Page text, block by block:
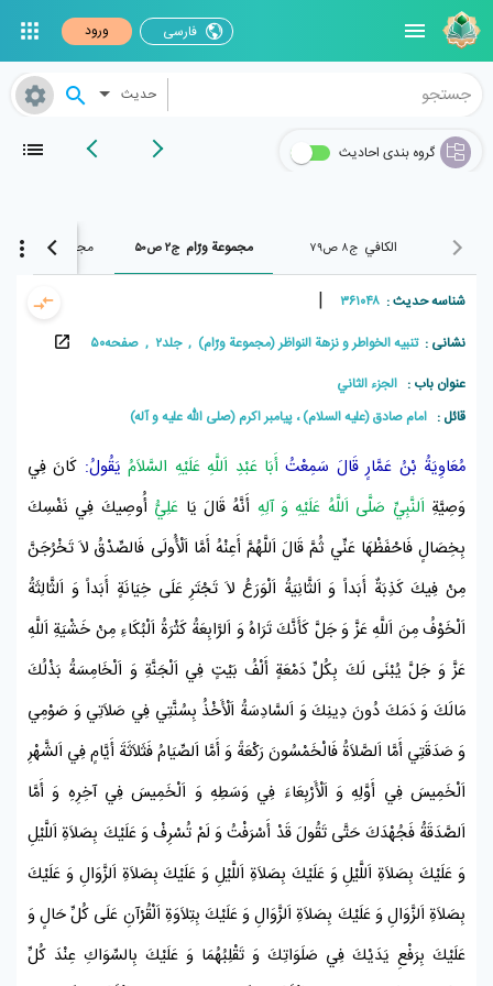
فارسی ورود
حدیث
گروه بندی احادیث
الکافي ج۸ ص۷۹ مجموعة ورّام ج۲ ص۵۰ مجموعة ورّامج۲ ص۹۱
شناسه حدیث : ۳۶۱۰۴۸ |
نشانی :تنبيه الخواطر و نزهة النواظر (مجموعة ورّام) , جلد۲ , صفحه۵۰
عنوان باب : الجزء الثاني
قائل : امام صادق (علیه السلام) ، پيامبر اکرم (صلی الله علیه و آله)
مُعَاوِيَةُ بْنُ عَمَّارٍقَالَ سَمِعْتُأَبَا عَبْدِ اَللَّهِ عَلَيْهِ السَّلاَمُيَقُولُ: كَانَ فِي
وَصِيَّةِ اَلنَّبِيِّ صَلَّى اَللَّهُ عَلَيْهِ وَ آلِهِ أَنَّهُ قَالَ يَا عَلِيُّ أُوصِيكَ فِي نَفْسِكَ
بِخِصَالٍ فَاحْفَظْهَا عَنِّي ثُمَّ قَالَ اَللَّهُمَّ أَعِنْهُ أَمَّا اَلْأُولَى فَالصِّدْقُ لاَ تَخْرُجَنَّ
مِنْ فِيكَ كَذِبَةٌ أَبَداً وَ اَلثَّانِيَةُ اَلْوَرَعُ لاَ تَجْتَرِ عَلَى خِيَانَةٍ أَبَداً وَ اَلثَّالِثَةُ
اَلْخَوْفُ مِنَ اَللَّهِ عَزَّ وَ جَلَّ كَأَنَّكَ تَرَاهُ وَ اَلرَّابِعَةُ كَثْرَةُ اَلْبُكَاءِ مِنْ خَشْيَةِ اَللَّهِ
عَزَّ وَ جَلَّ يُبْنَى لَكَ بِكُلِّ دَمْعَةٍ أَلْفُ بَيْتٍ فِي اَلْجَنَّةِ وَ اَلْخَامِسَةُ بَذْلُكَ
مَالَكَ وَ دَمَكَ دُونَ دِينِكَ وَ اَلسَّادِسَةُ اَلْأَخْذُ بِسُنَّتِي فِي صَلاَتِي وَ صَوْمِي
وَ صَدَقَتِي أَمَّا اَلصَّلاَةُ فَالْخَمْسُونَ رَكْعَةً وَ أَمَّا اَلصِّيَامُ فَثَلاَثَةَ أَيَّامٍ فِي اَلشَّهْرِ
اَلْخَمِيسَفِي أَوَّلِهِ وَ اَلْأَرْبِعَاءَ فِي وَسَطِهِ وَ اَلْخَمِيسَفِي آخِرِهِ وَ أَمَّا
اَلصَّدَقَةُ فَجُهْدَكَ حَتَّى تَقُولَ قَدْ أَسْرَفْتُ وَ لَمْ تُسْرِفْ وَ عَلَيْكَ بِصَلاَةِ اَللَّيْلِ
وَ عَلَيْكَ بِصَلاَةِ اَللَّيْلِ وَ عَلَيْكَ بِصَلاَةِ اَللَّيْلِ وَ عَلَيْكَ بِصَلاَةِ اَلزَّوَالِ وَ عَلَيْكَ
بِصَلاَةِ اَلزَّوَالِ وَ عَلَيْكَ بِصَلاَةِ اَلزَّوَالِ وَ عَلَيْكَ بِتِلاَوَةِ اَلْقُرْآنِ عَلَى كُلِّ حَالٍ وَ
عَلَيْكَ بِرَفْعِ يَدَيْكَ فِي صَلَوَاتِكَ وَ تَقْلِبُهُمَا وَ عَلَيْكَ بِالسِّوَاكِ عِنْدَ كُلِّ